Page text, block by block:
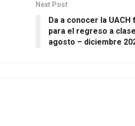
Next Post
Da a conocer la
para el regreso a
agosto – diciembre